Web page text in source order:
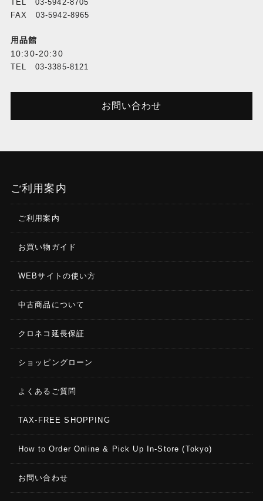
TEL 03-5942-8705
FAX 03-5942-8965
用品館
10:30-20:30
TEL 03-3385-8121
お問い合わせ
ご利用案内
ご利用案内
お買い物ガイド
WEBサイトの使い方
中古商品について
クロネコ延長保証
ショッピングローン
よくあるご質問
TAX-FREE SHOPPING
How to Order Online & Pick Up In-Store (Tokyo)
お問い合わせ